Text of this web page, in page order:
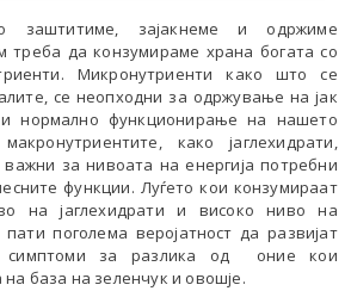
зајакнеме и одржиме
треба да конзумираме храна богата со
Микронутриенти како што се
се неопходни за одржување на јак
нормално функционирање на нашето
како јаглехидрати,
за нивоата на енергија потребни
функции. Луѓето кои конзумираат
на јаглехидрати и високо ниво на
поголема веројатност да развијат
симптоми за разлика од оние кои
база на зеленчук и овошје.